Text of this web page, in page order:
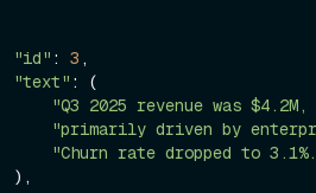
"id" : 3 ,
"text" : (
"Q3 2025 revenue was
"primarily driven by
"Churn rate dropped to